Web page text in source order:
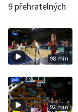
9 přehratelných
98 min
92 min